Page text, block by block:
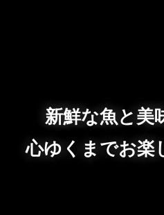
新鮮な魚と美
心ゆくまでお楽